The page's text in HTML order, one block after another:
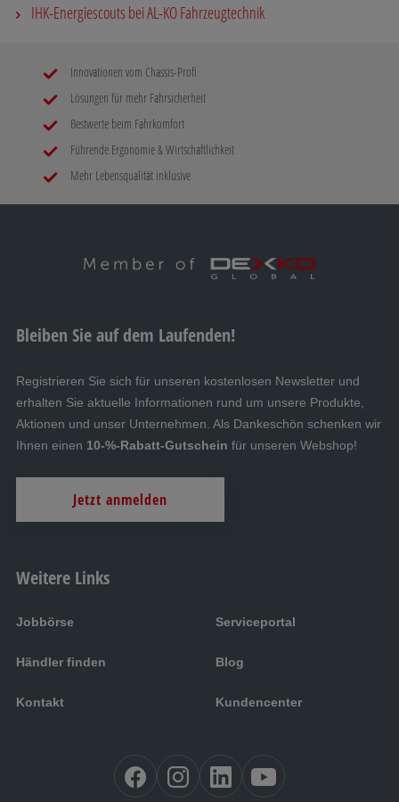
IHK-Energiescouts bei AL-KO Fahrzeugtechnik
Innovationen vom Chassis-Profi
Lösungen für mehr Fahrsicherheit
Bestwerte beim Fahrkomfort
Führende Ergonomie & Wirtschaftlichkeit
Mehr Lebensqualität inklusive
Weitere Links
Jobbörse Serviceportal
Händler finden Blog
Kontakt Kundencenter
Bleiben Sie auf dem Laufenden!
Registrieren Sie sich für unseren kostenlosen Newsletter und
erhalten Sie aktuelle Informationen rund um unsere Produkte,
Aktionen und unser Unternehmen. Als Dankeschön schenken wir
Ihnen einen 10-%-Rabatt-Gutschein für unseren Webshop!
Jetzt anmelden